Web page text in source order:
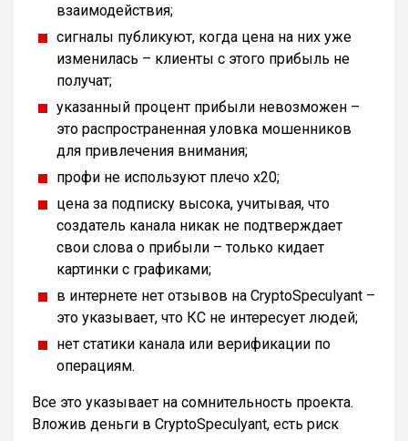
взаимодействия;
сигналы публикуют, когда цена на них уже
изменилась – клиенты с этого прибыль не
получат;
указанный процент прибыли невозможен –
это распространенная уловка мошенников
для привлечения внимания;
профи не используют плечо х20;
цена за подписку высока, учитывая, что
создатель канала никак не подтверждает
свои слова о прибыли – только кидает
картинки с графиками;
в интернете нет отзывов на CryptoSpeculyant –
это указывает, что КС не интересует людей;
нет статики канала или верификации по
операциям.
Все это указывает на сомнительность проекта.
Вложив деньги в CryptoSpeculyant, есть риск